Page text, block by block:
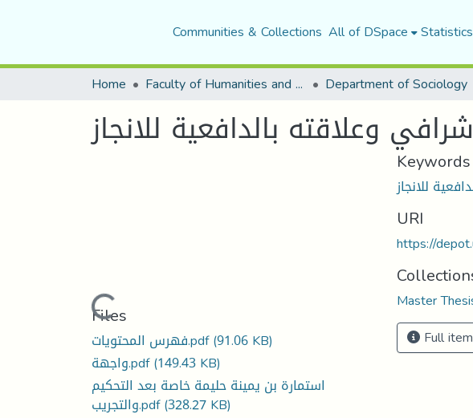
Communities & Collections All of DSpace Statistics
Home Faculty of Humanities and Social Sciences Department of Sociology
وعلاقته بالدافعية للانجاز
Loading...
Files
فهرس المحتويات.pdf(91.06 KB)
واجهة.pdf(149.43 KB)
استمارة بن يمينة حليمة خاصة بعد التحكيم
والتجريب.pdf(328.27 KB)
Keywords
للانجاز
URI
https://
Master
Full